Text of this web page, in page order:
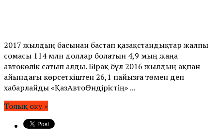
2017 жылдың басынан бастап қазақстандықтар жалпы
сомасы 114 млн доллар болатын 4,9 мың жаңа
автокөлік сатып алды. Бірақ бұл 2016 жылдың ақпан
айындағы көрсеткіштен 26,1 пайызға төмен деп
хабарлайды «ҚазАвтоӨндірістің» ...
Толық оқу »